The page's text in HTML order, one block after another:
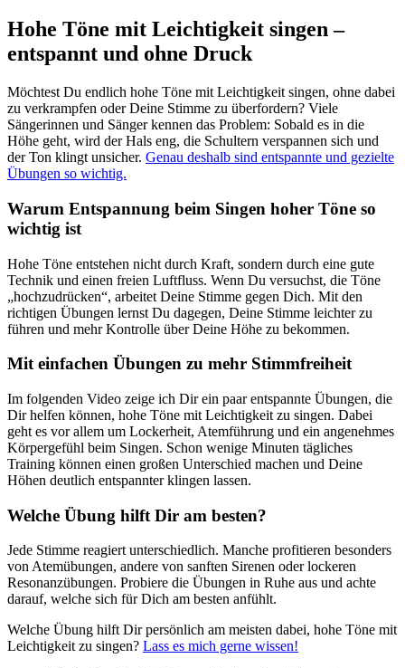
Hohe Töne mit Leichtigkeit singen –
entspannt und ohne Druck
Möchtest Du endlich hohe Töne mit Leichtigkeit singen, ohne dabei
zu verkrampfen oder Deine Stimme zu überfordern? Viele
Sängerinnen und Sänger kennen das Problem: Sobald es in die
Höhe geht, wird der Hals eng, die Schultern verspannen sich und
der Ton klingt unsicher. Genau deshalb sind entspannte und gezielte
Übungen so wichtig.
Warum Entspannung beim Singen hoher Töne so
wichtig ist
Hohe Töne entstehen nicht durch Kraft, sondern durch eine gute
Technik und einen freien Luftfluss. Wenn Du versuchst, die Töne
„hochzudrücken“, arbeitet Deine Stimme gegen Dich. Mit den
richtigen Übungen lernst Du dagegen, Deine Stimme leichter zu
führen und mehr Kontrolle über Deine Höhe zu bekommen.
Mit einfachen Übungen zu mehr Stimmfreiheit
Im folgenden Video zeige ich Dir ein paar entspannte Übungen, die
Dir helfen können, hohe Töne mit Leichtigkeit zu singen. Dabei
geht es vor allem um Lockerheit, Atemführung und ein angenehmes
Körpergefühl beim Singen. Schon wenige Minuten tägliches
Training können einen großen Unterschied machen und Deine
Höhen deutlich entspannter klingen lassen.
Welche Übung hilft Dir am besten?
Jede Stimme reagiert unterschiedlich. Manche profitieren besonders
von Atemübungen, andere von sanften Sirenen oder lockeren
Resonanzübungen. Probiere die Übungen in Ruhe aus und achte
darauf, welche sich für Dich am besten anfühlt.
Welche Übung hilft Dir persönlich am meisten dabei, hohe Töne mit
Leichtigkeit zu singen? Lass es mich gerne wissen!